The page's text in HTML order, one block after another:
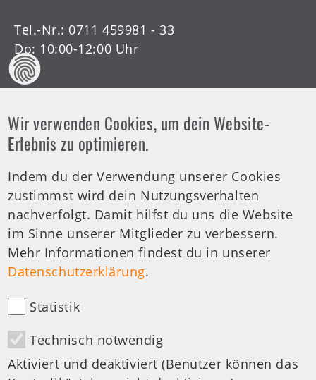
Tel.-Nr.: 0711 459981 - 33
Do: 10:00-12:00 Uhr
Offene Arztsprechstunde
Tel.-Nr.: 0711 459981 - 30
Offene Sprechstunde
Di: 19:00-20:00 Uhr
medizinische Anfragen
Besuchen Sie uns auf:
Wir verwenden Cookies, um dein Website-
Erlebnis zu optimieren.
Indem du der Verwendung unserer Cookies
zustimmst wird dein Nutzungsverhalten
nachverfolgt. Damit hilfst du uns die Website
im Sinne unserer Mitglieder zu verbessern.
Mehr Informationen findest du in unserer
Datenschutzerklärung.
Statistik
Technisch notwendig
Aktiviert und deaktiviert (Benutzer können das